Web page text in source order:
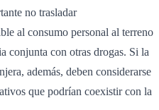
no trasladar
al consumo personal al terreno
conjunta con otras drogas. Si la
además, deben considerarse
que podrían coexistir con la